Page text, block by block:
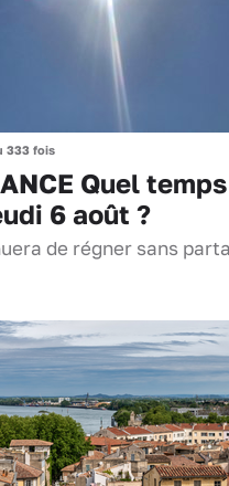
333 fois
Quel
6 août ?
de régner sans